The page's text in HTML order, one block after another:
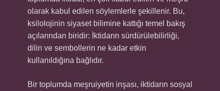
olarak kabul edilen söylemlerle şekillenir. Bu,
ksilolojinin siyaset bilimine kattığı temel bakış
açılarından biridir: İktidarın sürdürülebilirliği,
dilin ve sembollerin ne kadar etkin
kullanıldığına bağlıdır.
Bir toplumda meşruiyetin inşası, iktidarın sosyal